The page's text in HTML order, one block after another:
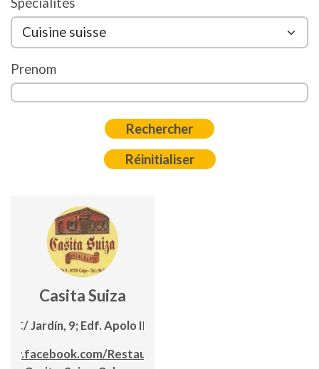
Prenom
Casita Suiza
C/ Jardín, 9; Edf. Apolo III
Restaurante-